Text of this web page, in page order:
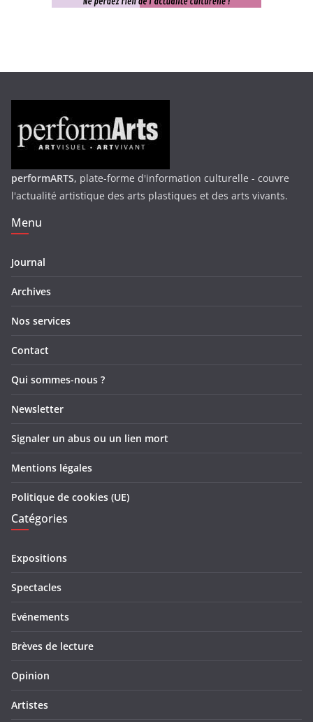
performARTS, plate-forme d'information culturelle - couvre
l'actualité artistique des arts plastiques et des arts vivants.
Menu
Journal
Archives
Nos services
Contact
Qui sommes-nous ?
Newsletter
Signaler un abus ou un lien mort
Mentions légales
Politique de cookies (UE)
Catégories
Expositions
Spectacles
Evénements
Brèves de lecture
Opinion
Artistes